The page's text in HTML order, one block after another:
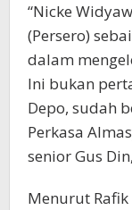
“Nicke
(Persero)
dalam
Ini bukan
Depo, sudah
Perkasa
senior Gus
Menurut